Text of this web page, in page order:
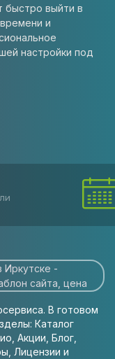
быстро выйти в
и
настройки под
оказать
В готовом
Каталог
Акции, Блог,
Лицензии и